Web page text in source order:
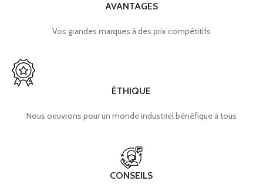
AVANTAGES
Vos grandes marques à des prix compétitifs
ÉTHIQUE
Nous oeuvrons pour un monde industriel bénéfique à tous
CONSEILS